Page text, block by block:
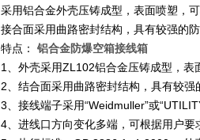
采用铝合金外壳压铸成型，表面喷塑，
接合面采用曲路密封结构，具有较强的
特点： 铝合金防爆空箱接线箱
1、外壳采用ZL102铝合金压铸成型，表
2、结合面采用曲路密封结构，具有较强
3、接线端子采用“Weidmuller”或
4、进线口方向变化多端，可根据用户